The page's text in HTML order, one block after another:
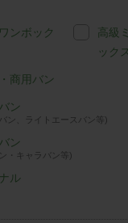
ンボック
高級
ックス
商用バン
ン
ン、ライトエースバン等)
ン
・キャラバン等)
ル